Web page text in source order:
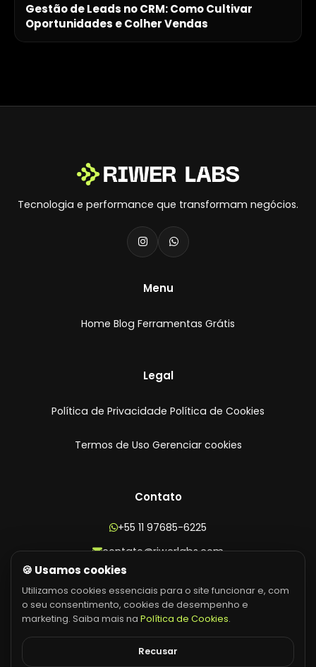
Gestão de Leads no CRM: Como Cultivar
Oportunidades e Colher Vendas
Tecnologia e performance que transformam negócios.
Menu
Home Blog Ferramentas Grátis
Legal
Política de Privacidade Política de Cookies
Termos de Uso Gerenciar cookies
Contato
+55 11 97685-6225
contato@riwerlabs.com
CNPJ: 45.970.865/0001-19
🍪 Usamos cookies
Utilizamos cookies essenciais para o site funcionar e, com
o seu consentimento, cookies de desempenho e
marketing. Saiba mais na Política de Cookies.
Recusar